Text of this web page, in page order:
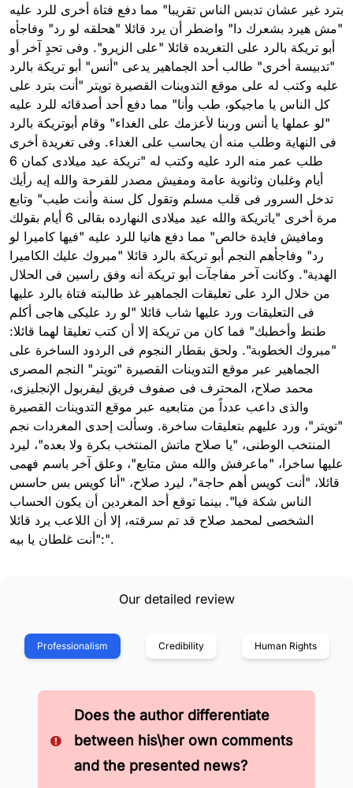
بترد غير عشان تدبس الناس تقريبا" مما دفع فتاة أخرى للرد عليه
"مش هيرد بشعرك دا" واضطر أن يرد قائلا "هحلقه لو رد" وفاجأه
أبو تريكة بالرد على التغريده قائلا "على الزيرو". وفى تحدٍ آخر أو
"تدبيسة أخرى" طالب أحد الجماهير يدعى "أنس" أبو تريكة بالرد
عليه وكتب له على موقع التدوينات القصيرة تويتر "أنت بترد على
كل الناس يا ماجيكو، طب وأنا" مما دفع أحد أصدقائه للرد عليه
"لو عملها يا أنس وربنا لأعزمك على الغداء" وقام أبوتريكة بالرد
فى النهاية وطلب منه أن يحاسب على الغداء. وفى تغريدة أخرى
طلب عمر منه الرد عليه وكتب له "تريكة عيد ميلادى كمان 6
أيام وغلبان وثانوية عامة ومفيش مصدر للفرحة والله إيه رأيك
تدخل السرور فى قلب مسلم وتقول كل سنة وأنت طيب" وتابع
مرة أخرى "ياتريكة والله عيد ميلادى النهارده بقالى 6 أيام بقولك
ومافيش فايدة خالص" مما دفع هانيا للرد عليه "فيها كاميرا لو
رد" وفاجأهم النجم أبو تريكة بالرد قائلا "مبروك عليك الكاميرا
الهدية". وكانت آخر مفاجآت أبو تريكة أنه وفق راسين فى الحلال
من خلال الرد على تعليقات الجماهير غذ طالبته فتاة بالرد عليها
فى التعليقات ورد عليها شاب قائلا "لو رد عليكى هاجى أكلم
طنط وأخطبك" فما كان من تريكة إلا أن كتب تعليقا لهما قائلا:
"مبروك الخطوبة". ولحق بقطار النجوم فى الردود الساخرة على
الجماهير عبر موقع التدوينات القصيرة "تويتر" النجم المصرى
محمد صلاح، المحترف فى صفوف فريق ليفربول الإنجليزى،
والذى داعب عدداً من متابعيه عبر موقع التدوينات القصيرة
"تويتر"، ورد عليهم بتعليقات ساخرة. وسألت إحدى المغردات نجم
المنتخب الوطنى، "يا صلاح ماتش المنتخب بكرة ولا بعده"، ليرد
عليها ساخرا، "ماعرفش والله مش متابع"، وعلق آخر باسم فهمى
قائلا، "أنت كويس أهم حاجة"، ليرد صلاح، "أنا كويس بس حاسس
الناس شكة فيا". بينما توقع أحد المغردين أن يكون الحساب
الشخصى لمحمد صلاح قد تم سرقته، إلا أن اللاعب يرد قائلا
:"أنت غلطان يا بيه".
Our detailed review
Professionalism Credibility Human Rights
Does the author differentiate
between his\her own comments
and the presented news?